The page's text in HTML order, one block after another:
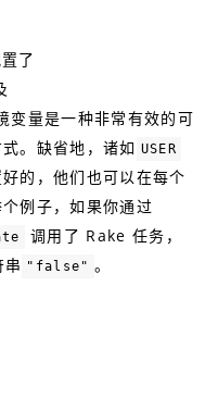
了
变量是一种非常有效的可
。缺省地，诸如 USER
的，他们也可以在每个
例子，如果你通过
调用了 Rake 任务，
"false" 。